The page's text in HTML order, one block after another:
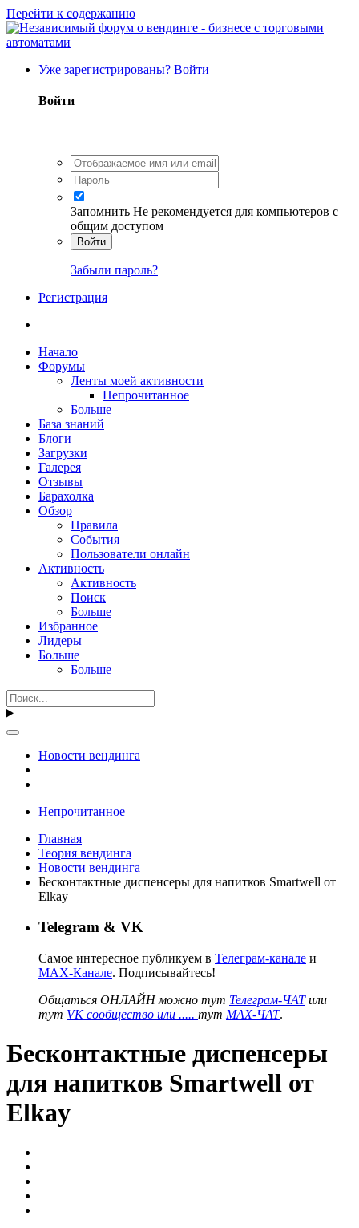
Перейти к содержанию
Уже зарегистрированы? Войти
Войти
Запомнить Не рекомендуется для компьютеров с
общим доступом
Войти
Забыли пароль?
Регистрация
Начало
Форумы
Ленты моей активности
Непрочитанное
Больше
База знаний
Блоги
Загрузки
Галерея
Отзывы
Барахолка
Обзор
Правила
События
Пользователи онлайн
Активность
Активность
Поиск
Больше
Избранное
Лидеры
Больше
Больше
Новости вендинга
Непрочитанное
Главная
Теория вендинга
Новости вендинга
Бесконтактные диспенсеры для напитков Smartwell от
Elkay
Telegram & VK
Самое интересное публикуем в Телеграм-канале и
MAX-Канале. Подписывайтесь!
Общаться ОНЛАЙН можно тут Телеграм-ЧАТили
тут VK сообщество или ..... тут MAX-ЧАТ.
Бесконтактные диспенсеры
для напитков Smartwell от
Elkay